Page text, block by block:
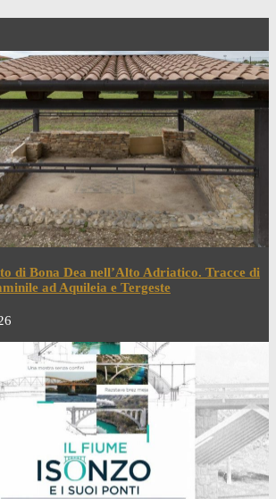
di Bona Dea nell’Alto Adriatico. Tracce di
ad Aquileia e Tergeste